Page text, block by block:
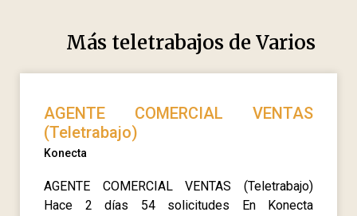
Más teletrabajos deVarios
AGENTE COMERCIAL VENTAS
(Teletrabajo)
Konecta
AGENTE COMERCIAL VENTAS (Teletrabajo)
Hace 2 días 54 solicitudes En Konecta